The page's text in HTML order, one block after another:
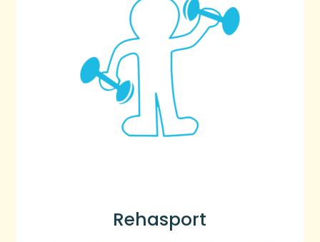
Rehasport